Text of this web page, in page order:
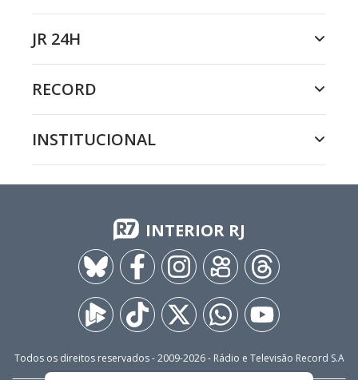
JR 24H
RECORD
INSTITUCIONAL
INTERIOR RJ
Todos os direitos reservados - 2009-2026- Rádio e Televisão Record S.A